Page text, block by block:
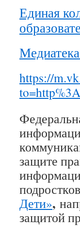
Единая
https://
защите
подростков
Дети»,
защитой